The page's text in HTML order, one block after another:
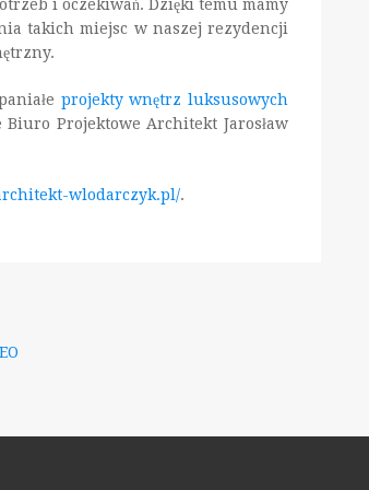
i oczekiwań. Dzięki temu mamy
takich miejsc w naszej rezydencji
projekty wnętrz luksusowych
Projektowe Architekt Jarosław
wlodarczyk.pl/.